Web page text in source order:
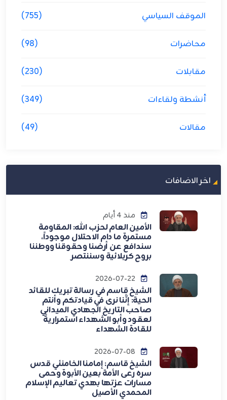
الموقف السياسي (755)
محاضرات (98)
مقابلات (230)
أنشطة ولقاءات (349)
مقالات (49)
اخر الاضافات
منذ 4 أيام
الأمين العام لحزب الله: المقاومة
مستمرة ما دام الاحتلال موجوداً،
سندافع عن أرضنا وحقوقنا ووطننا
بروح كربلائية وسننتصر
الشيخ قاسم في رسالة تبريك للقائد
الحية: إنَّنا نرى في قيادتكم وأنتم
صاحب التاريخ الجهادي الميداني
لعقود وأبو الشهداء استمراريةً
للقادة الشهداء
الشيخ قاسم: إمامنا الخامنئي قدس
سره رعى الأمة بعين الأبوة وحمى
مسارات عزتها بهدي تعاليم الإسلام
المحمدي الأصيل